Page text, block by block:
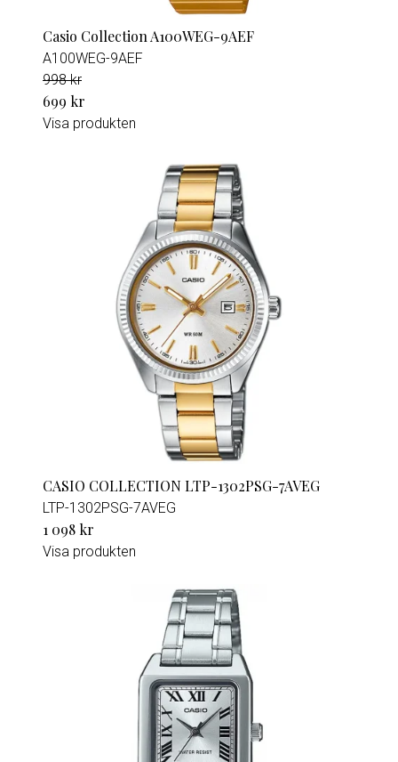
Casio Collection A100WEG-9AEF
A100WEG-9AEF
998 kr
699 kr
Visa produkten
CASIO COLLECTION LTP-1302PSG-7AVEG
LTP-1302PSG-7AVEG
1 098 kr
Visa produkten